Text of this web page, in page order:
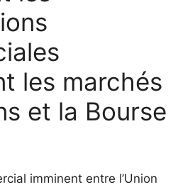
les marchés
et la Bourse
imminent entre l’Union